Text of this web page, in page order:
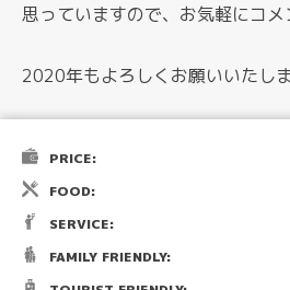
思っていますので、お気軽にコメ
2020年もよろしくお願いいたしま
PRICE:
FOOD:
SERVICE:
FAMILY FRIENDLY: